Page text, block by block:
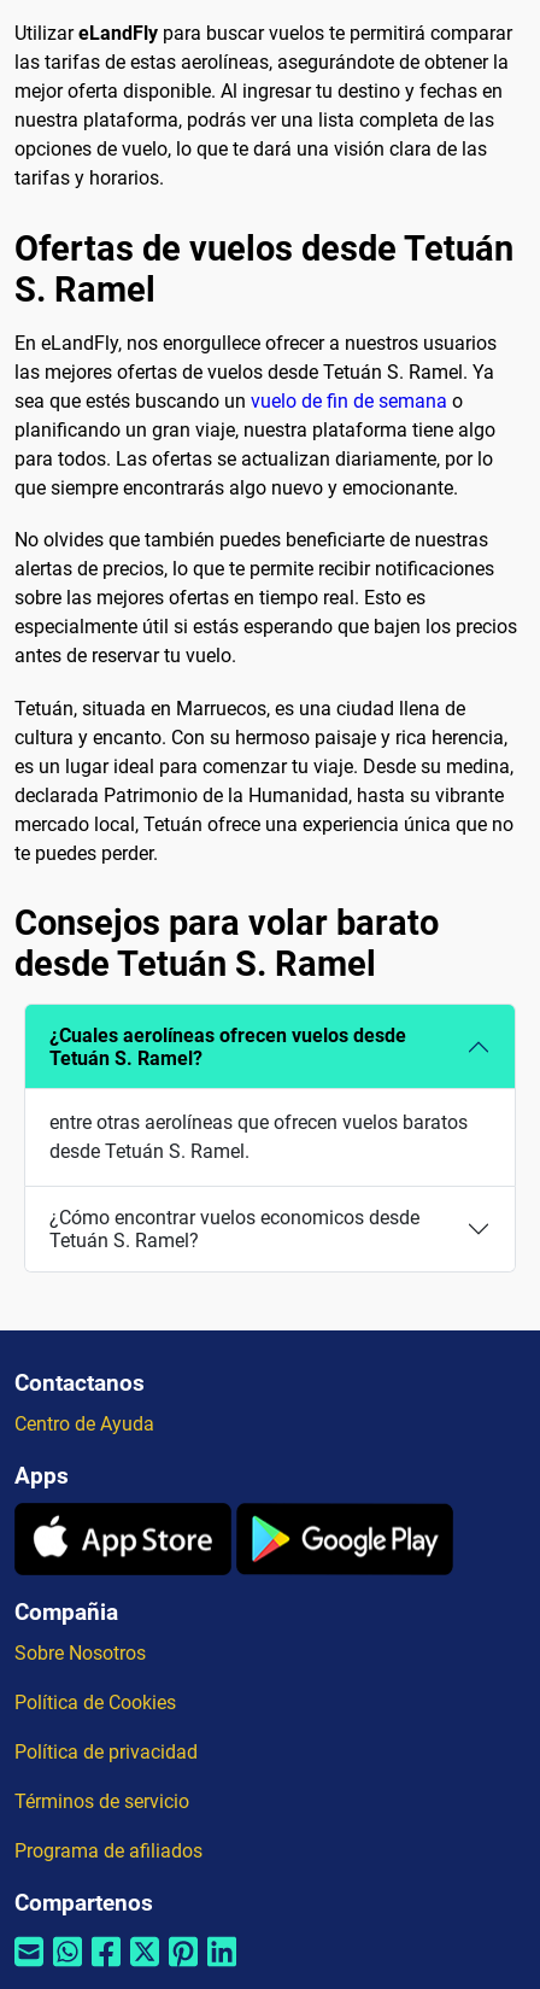
UtilizareLandFly para buscar vuelos te permitirá comparar
las tarifas de estas aerolíneas, asegurándote de obtener la
mejor oferta disponible. Al ingresar tu destino y fechas en
nuestra plataforma, podrás ver una lista completa de las
opciones de vuelo, lo que te dará una visión clara de las
tarifas y horarios.
Ofertas de vuelos desde Tetuán
S. Ramel
En eLandFly, nos enorgullece ofrecer a nuestros usuarios
las mejores ofertas de vuelos desde Tetuán S. Ramel. Ya
sea que estés buscando un vuelo de fin de semana o
planificando un gran viaje, nuestra plataforma tiene algo
para todos. Las ofertas se actualizan diariamente, por lo
que siempre encontrarás algo nuevo y emocionante.
No olvides que también puedes beneficiarte de nuestras
alertas de precios, lo que te permite recibir notificaciones
sobre las mejores ofertas en tiempo real. Esto es
especialmente útil si estás esperando que bajen los precios
antes de reservar tu vuelo.
Tetuán, situada en Marruecos, es una ciudad llena de
cultura y encanto. Con su hermoso paisaje y rica herencia,
es un lugar ideal para comenzar tu viaje. Desde su medina,
declarada Patrimonio de la Humanidad, hasta su vibrante
mercado local, Tetuán ofrece una experiencia única que no
te puedes perder.
Consejos para volar barato
desde Tetuán S. Ramel
¿Cuales aerolíneas ofrecen vuelos desde
Tetuán S. Ramel?
entre otras aerolíneas que ofrecen vuelos baratos
desde Tetuán S. Ramel.
¿Cómo encontrar vuelos economicos desde
Tetuán S. Ramel?
Contactanos
Centro de Ayuda
Apps
Compañia
Sobre Nosotros
Política de Cookies
Política de privacidad
Términos de servicio
Programa de afiliados
Compartenos